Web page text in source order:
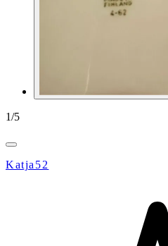
1/5
Katja52